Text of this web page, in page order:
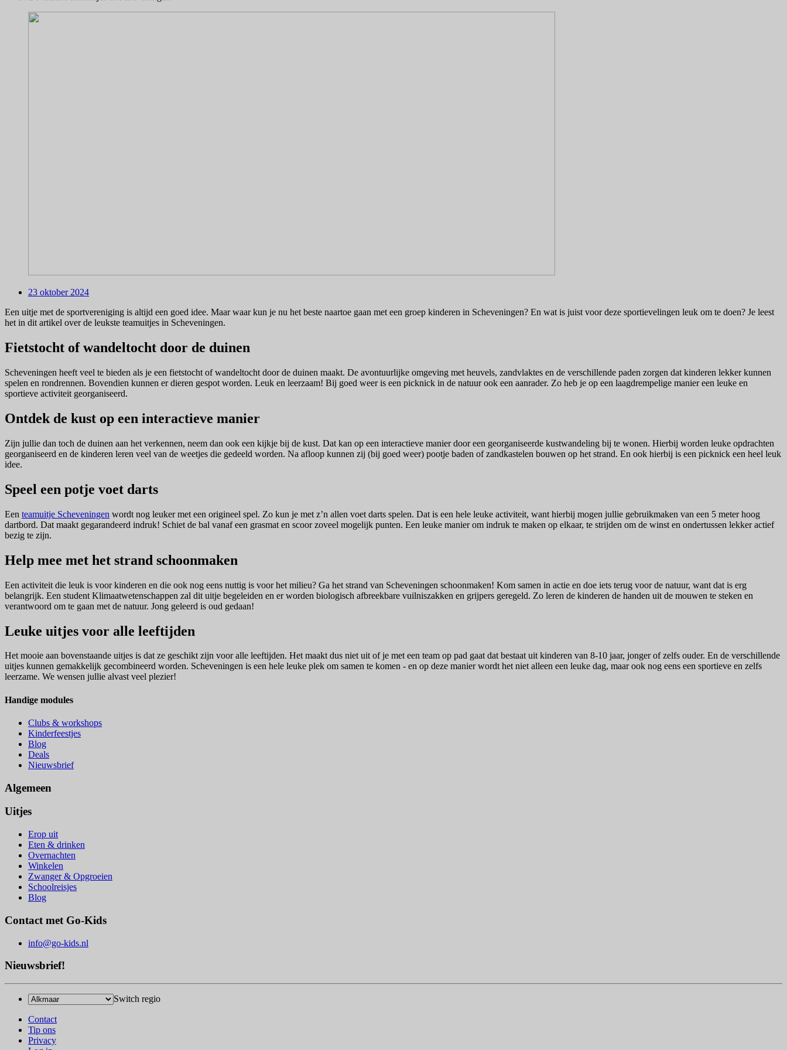
23 oktober 2024
Een uitje met de sportvereniging is altijd een goed idee. Maar waar kun je nu het beste naartoe gaan met een groep kinderen in Scheveningen? En wat is juist voor deze sportievelingen leuk om te doen? Je leest
het in dit artikel over de leukste teamuitjes in Scheveningen.
Fietstocht of wandeltocht door de duinen
Scheveningen heeft veel te bieden als je een fietstocht of wandeltocht door de duinen maakt. De avontuurlijke omgeving met heuvels, zandvlaktes en de verschillende paden zorgen dat kinderen lekker kunnen
spelen en rondrennen. Bovendien kunnen er dieren gespot worden. Leuk en leerzaam! Bij goed weer is een picknick in de natuur ook een aanrader. Zo heb je op een laagdrempelige manier een leuke en
sportieve activiteit georganiseerd.
Ontdek de kust op een interactieve manier
Zijn jullie dan toch de duinen aan het verkennen, neem dan ook een kijkje bij de kust. Dat kan op een interactieve manier door een georganiseerde kustwandeling bij te wonen. Hierbij worden leuke opdrachten
georganiseerd en de kinderen leren veel van de weetjes die gedeeld worden. Na afloop kunnen zij (bij goed weer) pootje baden of zandkastelen bouwen op het strand. En ook hierbij is een picknick een heel leuk
idee.
Speel een potje voet darts
Een teamuitje Scheveningen wordt nog leuker met een origineel spel. Zo kun je met z’n allen voet darts spelen. Dat is een hele leuke activiteit, want hierbij mogen jullie gebruikmaken van een 5 meter hoog
dartbord. Dat maakt gegarandeerd indruk! Schiet de bal vanaf een grasmat en scoor zoveel mogelijk punten. Een leuke manier om indruk te maken op elkaar, te strijden om de winst en ondertussen lekker actief
bezig te zijn.
Help mee met het strand schoonmaken
Een activiteit die leuk is voor kinderen en die ook nog eens nuttig is voor het milieu? Ga het strand van Scheveningen schoonmaken! Kom samen in actie en doe iets terug voor de natuur, want dat is erg
belangrijk. Een student Klimaatwetenschappen zal dit uitje begeleiden en er worden biologisch afbreekbare vuilniszakken en grijpers geregeld. Zo leren de kinderen de handen uit de mouwen te steken en
verantwoord om te gaan met de natuur. Jong geleerd is oud gedaan!
Leuke uitjes voor alle leeftijden
Het mooie aan bovenstaande uitjes is dat ze geschikt zijn voor alle leeftijden. Het maakt dus niet uit of je met een team op pad gaat dat bestaat uit kinderen van 8-10 jaar, jonger of zelfs ouder. En de verschillende
uitjes kunnen gemakkelijk gecombineerd worden. Scheveningen is een hele leuke plek om samen te komen - en op deze manier wordt het niet alleen een leuke dag, maar ook nog eens een sportieve en zelfs
leerzame. We wensen jullie alvast veel plezier!
Handige modules
Clubs & workshops
Kinderfeestjes
Blog
Deals
Nieuwsbrief
Algemeen
Uitjes
Erop uit
Eten & drinken
Overnachten
Winkelen
Zwanger & Opgroeien
Schoolreisjes
Blog
Contact met Go-Kids
info@go-kids.nl
Nieuwsbrief!
Switch regio
Contact
Tip ons
Privacy